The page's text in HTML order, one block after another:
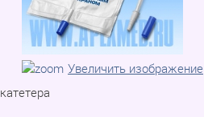
Увеличить изображение